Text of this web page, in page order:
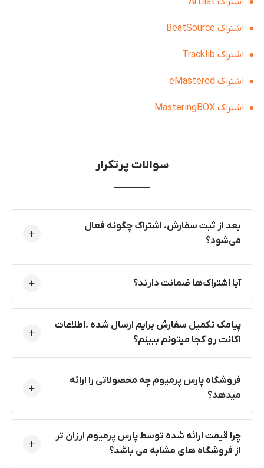
اشتراک BeatSource
اشتراک Tracklib
اشتراک eMastered
اشتراک MasteringBOX
سوالات پرتکرار
بعد از ثبت سفارش، اشتراک چگونه فعال
می‌شود؟
آیا اشتراک‌ها ضمانت دارند؟
پیامک تکمیل سفارش برایم ارسال شده .اطلاعات
اکانت رو کجا میتونم ببینم؟
فروشگاه پارس پرمیوم چه محصولاتی را ارائه
میدهد؟
چرا قیمت ارائه شده توسط پارس پرمیوم ارزان تر
از فروشگاه های مشابه می باشد؟